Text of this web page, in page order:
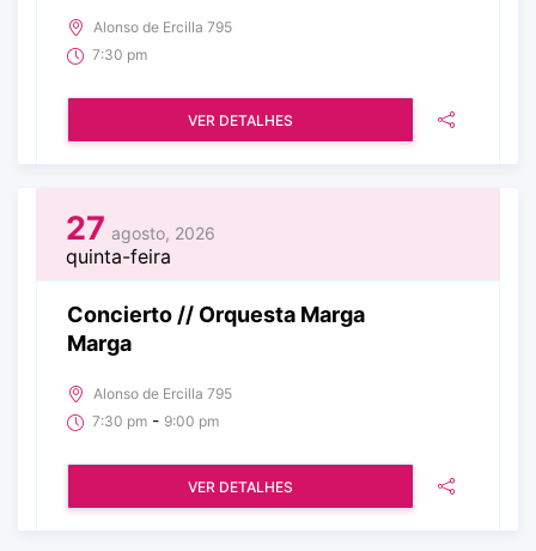
Alonso de Ercilla 795
7:30 pm
VER DETALHES
27 agosto, 2026
quinta-feira
Concierto // Orquesta Marga
Marga
Alonso de Ercilla 795
7:30 pm - 9:00 pm
VER DETALHES